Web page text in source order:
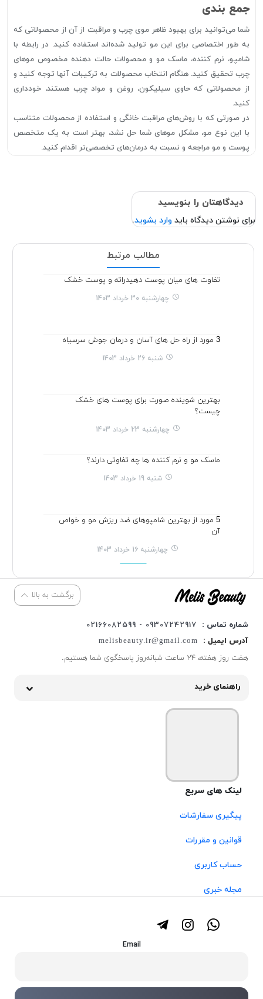
جمع بندی
شما می‌توانید برای بهبود ظاهر موی چرب و مراقبت از آن از محصولاتی که
به طور اختصاصی برای این مو تولید شده‌اند استفاده کنید. در رابطه با
شامپو، نرم کننده، ماسک مو و محصولات حالت دهنده مخصوص موهای
چرب تحقیق کنید. هنگام انتخاب محصولات به ترکیبات آنها توجه کنید و
از محصولاتی که حاوی سیلیکون، روغن و مواد چرب هستند، خودداری
کنید.
در صورتی که با روش‌های مراقبت خانگی و استفاده از محصولات متناسب
با این نوع مو، مشکل موهای شما حل نشد، بهتر است به یک متخصص
پوست و مو مراجعه و نسبت به درمان‌های تخصصی‌تر اقدام کنید.
دیدگاهتان را بنویسید
برای نوشتن دیدگاه باید وارد بشوید.
مطالب مرتبط
تفاوت های میان پوست دهیدراته و پوست خشک
چهارشنبه 30 خرداد 1403
3 مورد از راه حل های آسان و درمان جوش سرسیاه
شنبه 26 خرداد 1403
بهترین شوینده صورت برای پوست های خشک
چیست؟
چهارشنبه 23 خرداد 1403
ماسک مو و نرم کننده ها چه تفاوتی دارند؟
شنبه 19 خرداد 1403
5 مورد از بهترین شامپوهای ضد ریزش مو و خواص
آن
چهارشنبه 16 خرداد 1403
برگشت به بالا
شماره تماس :
09307242917 - 02166082599
آدرس ایمیل :
melisbeauty.ir@gmail.com
هفت روز هفته، ۲۴ ساعت شبانه‌روز پاسخگوی شما هستیم.
راهنمای خرید
لینک های سریع
پیگیری سفارشات
قوانین و مقررات
حساب کاربری
مجله خبری
Email